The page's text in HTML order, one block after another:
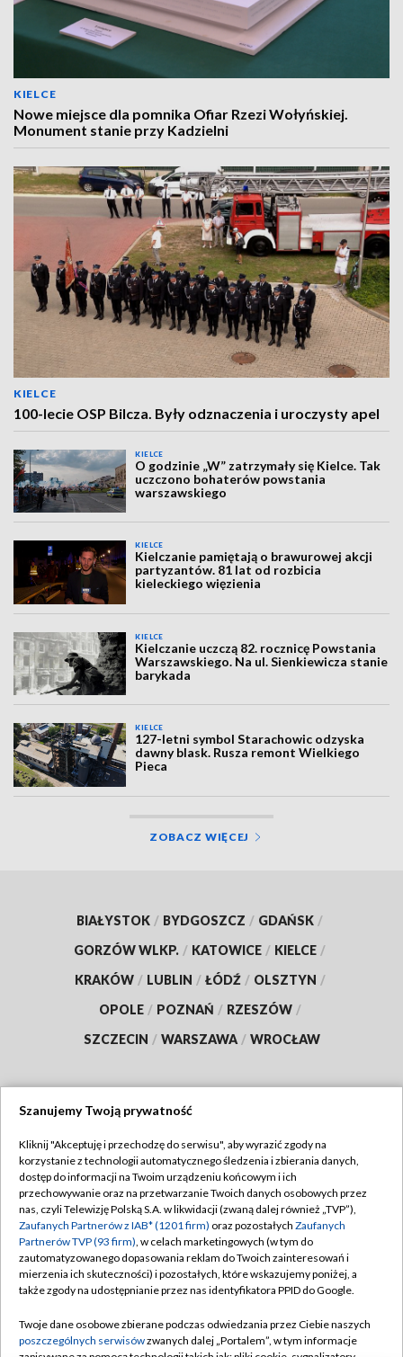
KIELCE
Nowe miejsce dla pomnika Ofiar Rzezi Wołyńskiej.
Monument stanie przy Kadzielni
KIELCE
100-lecie OSP Bilcza. Były odznaczenia i uroczysty apel
KIELCE
O godzinie „W” zatrzymały się Kielce. Tak
uczczono bohaterów powstania
warszawskiego
KIELCE
Kielczanie pamiętają o brawurowej akcji
partyzantów. 81 lat od rozbicia
kieleckiego więzienia
KIELCE
Kielczanie uczczą 82. rocznicę Powstania
Warszawskiego. Na ul. Sienkiewicza stanie
barykada
KIELCE
127-letni symbol Starachowic odzyska
dawny blask. Rusza remont Wielkiego
Pieca
ZOBACZ WIĘCEJ
BIAŁYSTOK / BYDGOSZCZ / GDAŃSK /
GORZÓW WLKP. / KATOWICE / KIELCE /
KRAKÓW / LUBLIN / ŁÓDŹ / OLSZTYN /
OPOLE / POZNAŃ / RZESZÓW /
SZCZECIN / WARSZAWA / WROCŁAW
TVP
Abonament TVP
Emisja w TVP
Centrum informacji TVP
Naziemna Telewizja Cyfrowa
Rada Programowa
Regulamin TVP
Polityka prywatności
Moje zgody
Pomoc
Kontakt
Szanujemy Twoją prywatność
Kliknij "Akceptuję i przechodzę do serwisu", aby wyrazić zgody na
korzystanie z technologii automatycznego śledzenia i zbierania danych,
dostęp do informacji na Twoim urządzeniu końcowym i ich
przechowywanie oraz na przetwarzanie Twoich danych osobowych przez
nas, czyli Telewizję Polską S.A. w likwidacji (zwaną dalej również „TVP”),
Zaufanych Partnerów z IAB* (1201 firm) oraz pozostałych Zaufanych
Partnerów TVP (93 firm), w celach marketingowych (w tym do
zautomatyzowanego dopasowania reklam do Twoich zainteresowań i
mierzenia ich skuteczności) i pozostałych, które wskazujemy poniżej, a
także zgody na udostępnianie przez nas identyfikatora PPID do Google.
Twoje dane osobowe zbierane podczas odwiedzania przez Ciebie naszych
poszczególnych serwisówzwanych dalej „Portalem”, w tym informacje